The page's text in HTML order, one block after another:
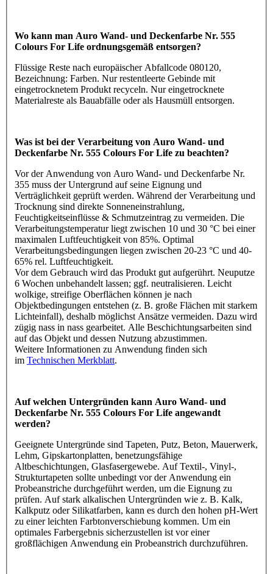
Wo kann man Auro Wand- und Deckenfarbe Nr. 555
Colours For Life ordnungsgemäß entsorgen?
Flüssige Reste nach europäischer Abfallcode 080120,
Bezeichnung: Farben. Nur restentleerte Gebinde mit
eingetrocknetem Produkt recyceln. Nur eingetrocknete
Materialreste als Bauabfälle oder als Hausmüll entsorgen.
Was ist bei der Verarbeitung von Auro Wand- und
Deckenfarbe Nr. 555 Colours For Life zu beachten?
Vor der Anwendung von Auro Wand- und Deckenfarbe Nr.
355 muss der Untergrund auf seine Eignung und
Verträglichkeit geprüft werden. Während der Verarbeitung und
Trocknung sind direkte Sonneneinstrahlung,
Feuchtigkeitseinflüsse & Schmutzeintrag zu vermeiden. Die
Verarbeitungstemperatur liegt zwischen 10 und 30 °C bei einer
maximalen Luftfeuchtigkeit von 85%. Optimal
Verarbeitungsbedingungen liegen zwischen 20-23 °C und 40-
65% rel. Luftfeuchtigkeit.
Vor dem Gebrauch wird das Produkt gut aufgerührt. Neuputze
6 Wochen unbehandelt lassen; ggf. neutralisieren. Leicht
wolkige, streifige Oberflächen können je nach
Objektbedingungen entstehen (z. B. große Flächen mit starkem
Lichteinfall), deshalb möglichst Ansätze vermeiden. Dazu wird
zügig nass in nass gearbeitet. Alle Beschichtungsarbeiten sind
auf das Objekt und dessen Nutzung abzustimmen.
Weitere Informationen zu Anwendung finden sich
im Technischen Merkblatt.
Auf welchen Untergründen kann Auro Wand- und
Deckenfarbe Nr. 555 Colours For Life angewandt
werden?
Geeignete Untergründe sind Tapeten, Putz, Beton, Mauerwerk,
Lehm, Gipskartonplatten, benetzungsfähige
Altbeschichtungen, Glasfasergewebe. Auf Textil-, Vinyl-,
Strukturtapeten sollte unbedingt vor der Anwendung ein
Probeanstriche durchgeführt werden, um die Eignung zu
prüfen. Auf stark alkalischen Untergründen wie z. B. Kalk,
Kalkputz oder Silikatfarben, kann es durch den hohen pH-Wert
zu einer leichten Farbtonverschiebung kommen. Um ein
optimales Farbergebnis sicherzustellen ist vor einer
großflächigen Anwendung ein Probeanstrich durchzuführen.